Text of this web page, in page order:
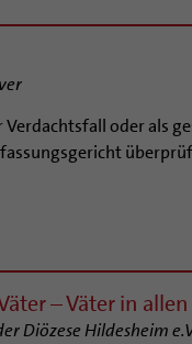
oder als
– Väter in
Diözese Hildesheim